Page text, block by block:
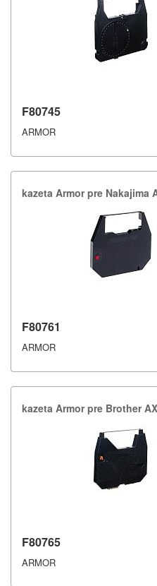
F80745
ARMOR
kazeta Armor pre Nakajima
F80761
ARMOR
kazeta Armor pre Brother
F80765
ARMOR